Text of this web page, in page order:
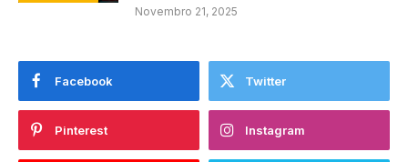
Novembro 21, 2025
Facebook Twitter
Pinterest Instagram